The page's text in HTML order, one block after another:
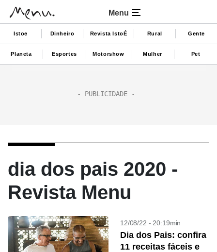
Menu
Istoe Dinheiro Revista IstoÉ Rural Gente
Planeta Esportes Motorshow Mulher Pet
dia dos pais 2020 -
Revista Menu
12/08/22 - 20:19min
Dia dos Pais: confira
11 receitas fáceis e